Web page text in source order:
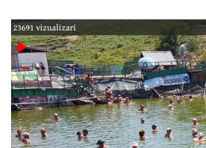
părintelui din cele 12 luni anterioare
unii părinți au venituri foarte mari.
încasează lunar indemnizații de peste
23691 vizualizari